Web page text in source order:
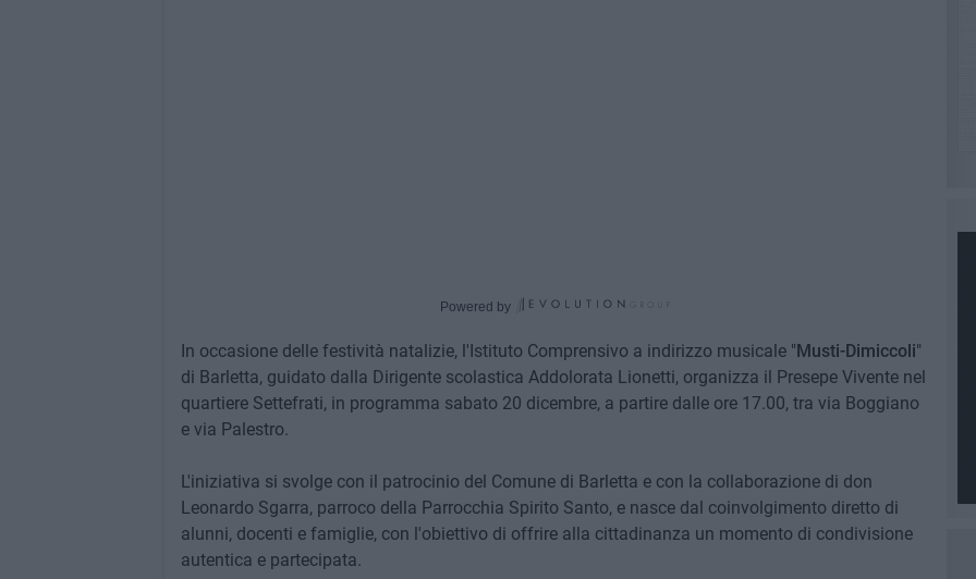
Powered by
In occasione delle festività natalizie, l'Istituto Comprensivo a indirizzo musicale "Musti-Dimiccoli"
di Barletta, guidato dalla Dirigente scolastica Addolorata Lionetti, organizza il Presepe Vivente nel
quartiere Settefrati, in programma sabato 20 dicembre, a partire dalle ore 17.00, tra via Boggiano
e via Palestro.
L'iniziativa si svolge con il patrocinio del Comune di Barletta e con la collaborazione di don
Leonardo Sgarra, parroco della Parrocchia Spirito Santo, e nasce dal coinvolgimento diretto di
alunni, docenti e famiglie, con l'obiettivo di offrire alla cittadinanza un momento di condivisione
autentica e partecipata.